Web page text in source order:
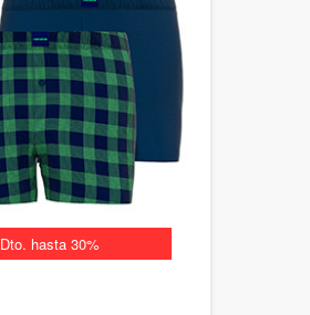
Dto. hasta 30%